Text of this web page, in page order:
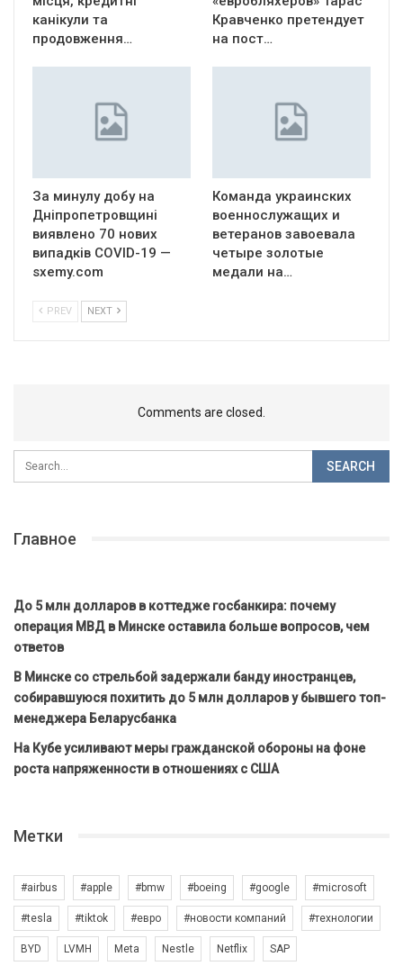
канікули та
продовження…
Кравченко претендует
на пост…
За минулу добу на
Дніпропетровщині
виявлено 70 нових
випадків COVID-19 —
sxemy.com
Команда украинских
военнослужащих и
ветеранов завоевала
четыре золотые
медали на…
PREV NEXT
Comments are closed.
Главное
До 5 млн долларов в коттедже госбанкира: почему
операция МВД в Минске оставила больше вопросов, чем
ответов
В Минске со стрельбой задержали банду иностранцев,
собиравшуюся похитить до 5 млн долларов у бывшего топ-
менеджера Беларусбанка
На Кубе усиливают меры гражданской обороны на фоне
роста напряженности в отношениях с США
Метки
#airbus #apple #bmw #boeing #google #microsoft
#tesla #tiktok #евро #новости компаний #технологии
BYD LVMH Meta Nestle Netflix SAP